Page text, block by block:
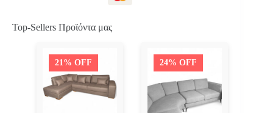
Top-Sellers Προϊόντα μας
21% OFF 24% OFF